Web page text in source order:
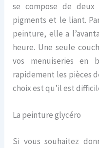
se compose de
pigments et le liant.
peinture, elle a
heure. Une seule
vos menuiseries en
rapidement les pièces
choix est qu’il est
La peinture glycéro
Si vous souhaitez